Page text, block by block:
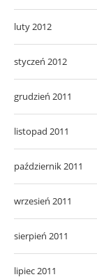
luty 2012
styczeń 2012
grudzień 2011
listopad 2011
październik 2011
wrzesień 2011
sierpień 2011
lipiec 2011